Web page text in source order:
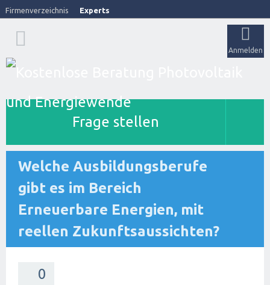
Firmenverzeichnis Experts
Anmelden
Frage stellen
Welche Ausbildungsberufe
gibt es im Bereich
Erneuerbare Energien, mit
reellen Zukunftsaussichten?
0